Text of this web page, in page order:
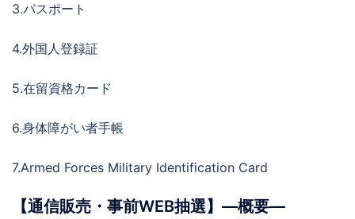
3.パスポート
4.外国人登録証
5.在留資格カード
6.身体障がい者手帳
7.Armed Forces Military Identification Card
【通信販売・事前WEB抽選】―概要―